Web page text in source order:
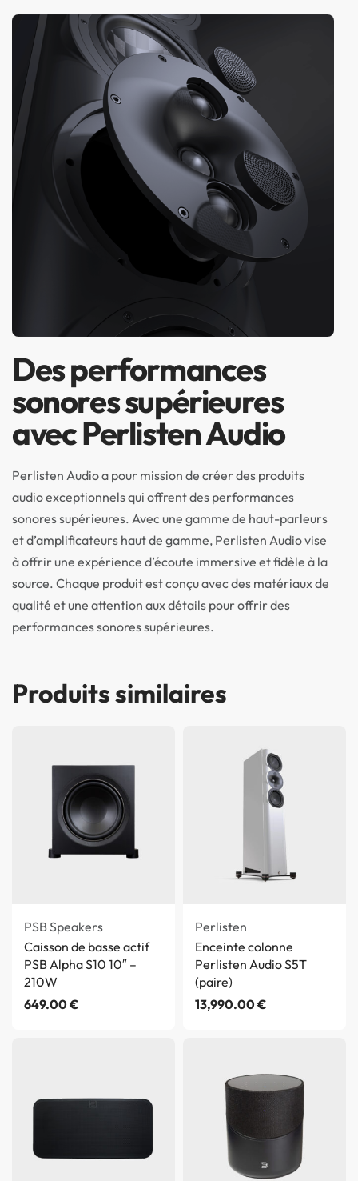
Des performances
sonores supérieures
avec Perlisten Audio
Perlisten Audio a pour mission de créer des produits
audio exceptionnels qui offrent des performances
sonores supérieures. Avec une gamme de haut-parleurs
et d’amplificateurs haut de gamme, Perlisten Audio vise
à offrir une expérience d’écoute immersive et fidèle à la
source. Chaque produit est conçu avec des matériaux de
qualité et une attention aux détails pour offrir des
performances sonores supérieures.
Produits similaires
PSB Speakers
Caisson de basse actif
PSB Alpha S10 10″ –
210W
649.00€
Perlisten
Enceinte colonne
Perlisten Audio S5T
(paire)
13,990.00€